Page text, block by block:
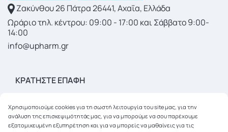
Ζακύνθου 26 Πάτρα 26441, Αχαΐα, Ελλάδα
Ωράριο τηλ. κέντρου: 09:00 - 17:00 και Σάββατο 9:00-
14:00
info@upharm.gr
ΚΡΑΤΉΣΤΕ ΕΠΑΦΉ
Χρησιμοποιούμε cookies για τη σωστή λειτουργία του site μας, για την
ανάλυση της επισκεψιμότητάς μας, για να μπορούμε να σου παρέχουμε
εξατομικευμένη εξυπηρέτηση και για να μπορείς να μαθαίνεις για τις